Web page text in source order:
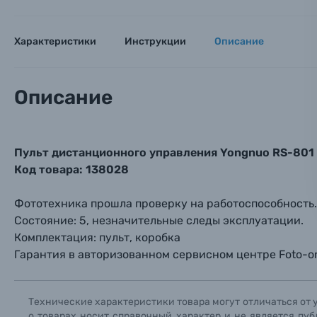
Электроника
Фоторамки
Фотоальбомы
Книги о фотографии, альбомы известных
Характеристики Инструкции Описание
Описание
Пульт дистанционного управления Yongnuo RS-801
Код товара: 138028
Фототехника прошла проверку на работоспособность.
Состояние: 5, незначительные следы эксплуатации.
Комплектация: пульт, коробка
Гарантия в авторизованном сервисном центре Fоtо-
Технические характеристики товара могут отличаться